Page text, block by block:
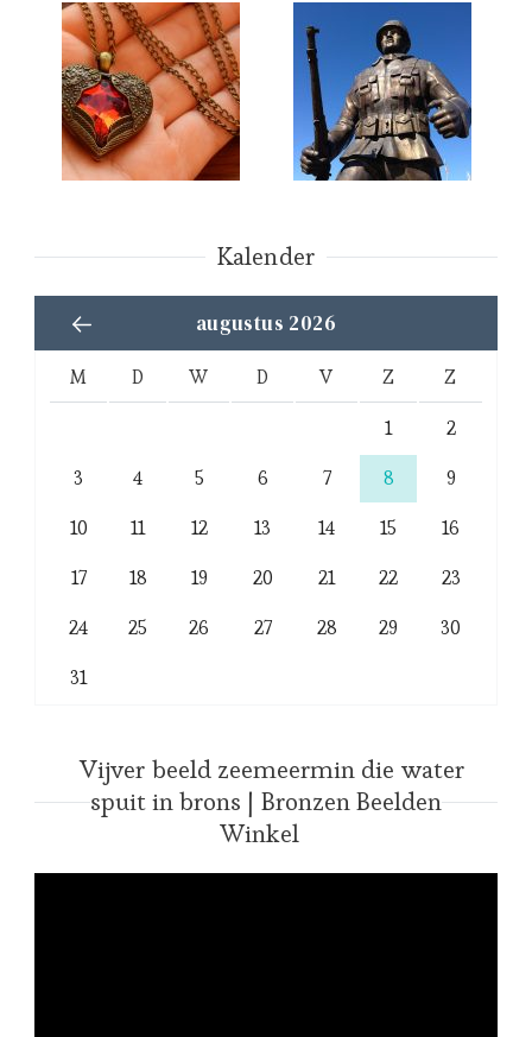
Kalender
augustus 2026
M D W D V Z Z
1
2
3
4 5 6 7 8
9
10
11 12 13 14 15
16
17
18 19 20 21 22
23
24
25 26 27 28 29
30
31
Vijver beeld zeemeermin die water
spuit in brons | Bronzen Beelden
Winkel